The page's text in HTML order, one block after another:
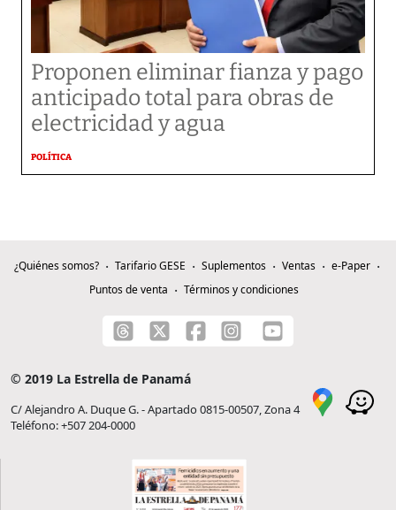
Proponen eliminar fianza y pago
anticipado total para obras de
electricidad y agua
POLÍTICA
¿Quiénes somos? Tarifario GESE Suplementos Ventas
e-Paper
Puntos de venta
Términos y condiciones
© 2019 La Estrella de Panamá
C/ Alejandro A. Duque G. - Apartado 0815-00507, Zona 4
Teléfono: +507 204-0000